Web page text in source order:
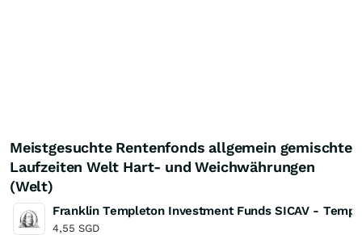
Meistgesuchte Rentenfonds allgemein gemischte
Laufzeiten Welt Hart- und Weichwährungen
(Welt)
Franklin Templeton Investment Funds SICAV -
4,55 SGD